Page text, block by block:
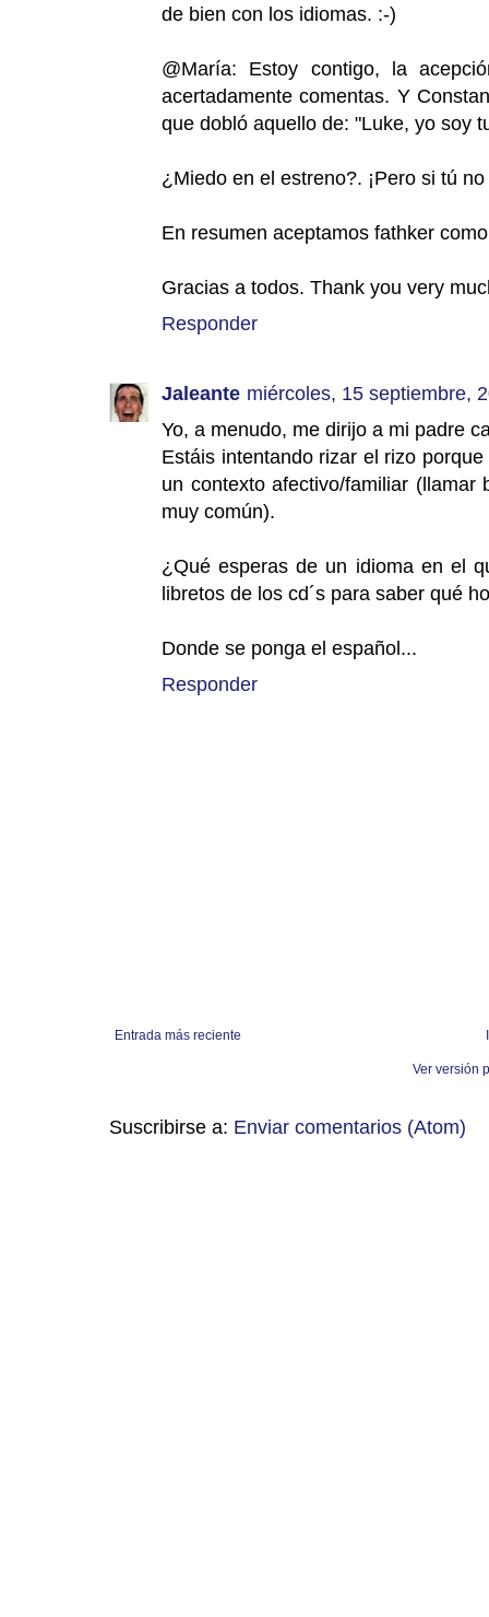
de bien con los idiomas. :-)
@María: Estoy contigo, la
acertadamente comentas. Y
que dobló aquello de: "Luke, yo soy
¿Miedo en el estreno?. ¡Pero si tú
En resumen aceptamos fathker
Gracias a todos. Thank you very
Responder
Jaleante miércoles, 15 septiembre,
Yo, a menudo, me dirijo a mi padre
Estáis intentando rizar el rizo
un contexto afectivo/familiar
muy común).
¿Qué esperas de un idioma en el
libretos de los cd´s para saber qué
Donde se ponga el español...
Responder
Entrada más reciente
Ver versión
Suscribirse a: Enviar comentarios (Atom)